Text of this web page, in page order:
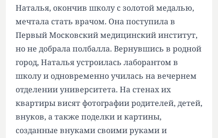
Наталья, окончив школу с золотой медалью,
мечтала стать врачом. Она поступила в
Первый Московский медицинский институт,
но не добрала полбалла. Вернувшись в родной
город, Наталья устроилась лаборантом в
школу и одновременно училась на вечернем
отделении университета. На стенах их
квартиры висят фотографии родителей, детей,
внуков, а также поделки и картины,
созданные внуками своими руками и